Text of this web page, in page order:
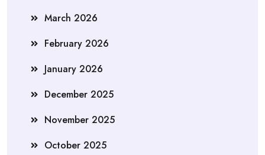
March 2026
February 2026
January 2026
December 2025
November 2025
October 2025